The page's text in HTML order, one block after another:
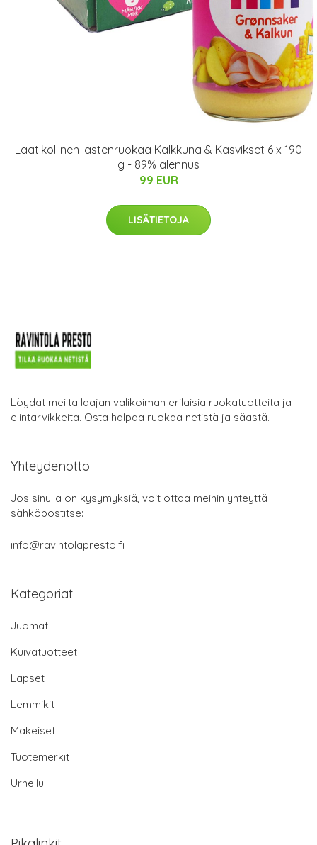
Laatikollinen lastenruokaa Kalkkuna & Kasvikset 6 x 190
g - 89% alennus
99 EUR
LISÄTIETOJA
Löydät meiltä laajan valikoiman erilaisia ruokatuotteita ja
elintarvikkeita. Osta halpaa ruokaa netistä ja säästä.
Yhteydenotto
Jos sinulla on kysymyksiä, voit ottaa meihin yhteyttä
sähköpostitse:
info@ravintolapresto.fi
Kategoriat
Juomat
Kuivatuotteet
Lapset
Lemmikit
Makeiset
Tuotemerkit
Urheilu